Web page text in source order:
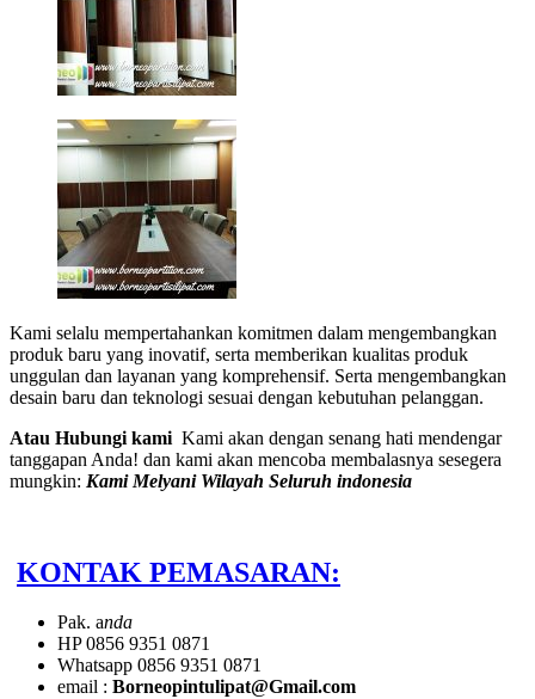
Kami selalu mempertahankan komitmen dalam mengembangkan
produk baru yang inovatif, serta memberikan kualitas produk
unggulan dan layanan yang komprehensif. Serta mengembangkan
desain baru dan teknologi sesuai dengan kebutuhan pelanggan.
Atau Hubungi kami Kami akan dengan senang hati mendengar
tanggapan Anda! dan kami akan mencoba membalasnya sesegera
mungkin: Kami Melyani Wilayah Seluruh indonesia
KONTAK PEMASARAN:
Pak. anda
HP 0856 9351 0871
Whatsapp 0856 9351 0871
email : Borneopintulipat@Gmail.com